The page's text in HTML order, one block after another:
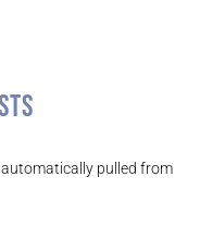
automatically pulled from